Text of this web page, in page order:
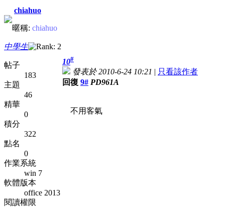
chiahuo
暱稱: chiahuo
中學生
帖子
183
主題
46
精華
0
積分
322
點名
0
作業系統
win 7
軟體版本
office 2013
閱讀權限
10#
發表於 2010-6-24 10:21 | 只看該作者
回復 9# PD961A
不用客氣